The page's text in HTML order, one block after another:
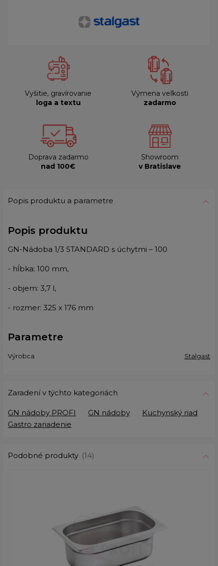
Vyšitie, gravírovanie
loga a textu
Výmena veľkosti
zadarmo
Doprava zadarmo
nad 100€
Showroom
v Bratislave
Popis produktu a parametre
Popis produktu
GN-Nádoba 1/3 STANDARD s úchytmi – 100
- hĺbka: 100 mm,
- objem: 3,7 l,
- rozmer: 325 x 176 mm
Parametre
Výrobca Stalgast
Zaradení v týchto kategoriách
GN nádoby PROFI GN nádoby
Kuchynský riad
Gastro zariadenie
Podobné produkty (14)